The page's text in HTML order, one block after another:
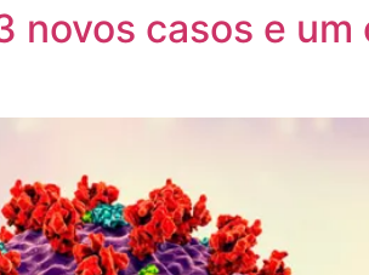
novos casos e